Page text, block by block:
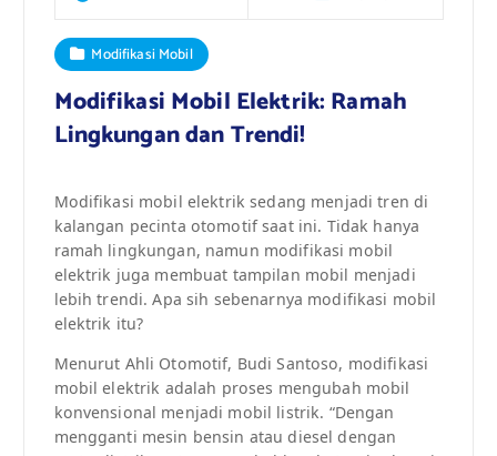
Modifikasi Mobil
Modifikasi Mobil Elektrik: Ramah
Lingkungan dan Trendi!
Modifikasi mobil elektrik sedang menjadi tren di
kalangan pecinta otomotif saat ini. Tidak hanya
ramah lingkungan, namun modifikasi mobil
elektrik juga membuat tampilan mobil menjadi
lebih trendi. Apa sih sebenarnya modifikasi mobil
elektrik itu?
Menurut Ahli Otomotif, Budi Santoso, modifikasi
mobil elektrik adalah proses mengubah mobil
konvensional menjadi mobil listrik. “Dengan
mengganti mesin bensin atau diesel dengan